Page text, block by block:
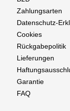
Zahlungsarten
Datenschutz-
Cookies
Rückgabepolitik
Lieferungen
Garantie
FAQ